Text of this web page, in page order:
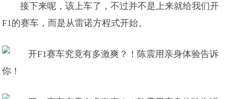
接下来呢，该上车了，不过并不是上来就给我们开
F1的赛车，而是从雷诺方程式开始。